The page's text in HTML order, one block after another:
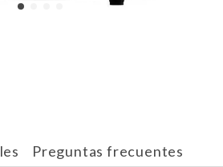
Preguntas frecuentes